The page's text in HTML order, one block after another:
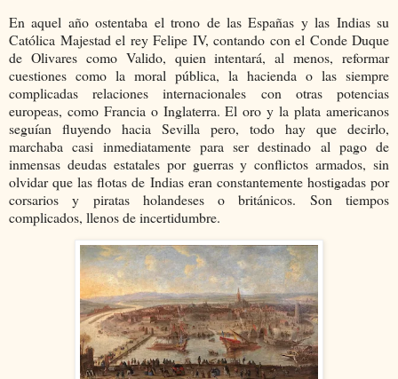
En aquel año ostentaba el trono de las Españas y las Indias su
Católica Majestad el rey Felipe IV, contando con el Conde Duque
de Olivares como Valido, quien intentará, al menos, reformar
cuestiones como la moral pública, la hacienda o las siempre
complicadas relaciones internacionales con otras potencias
europeas, como Francia o Inglaterra. El oro y la plata americanos
seguían fluyendo hacia Sevilla pero, todo hay que decirlo,
marchaba casi inmediatamente para ser destinado al pago de
inmensas deudas estatales por guerras y conflictos armados, sin
olvidar que las flotas de Indias eran constantemente hostigadas por
corsarios y piratas holandeses o británicos. Son tiempos
complicados, llenos de incertidumbre.